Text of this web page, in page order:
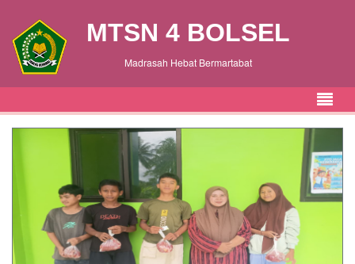
MTSN 4 BOLSEL
Madrasah Hebat Bermartabat